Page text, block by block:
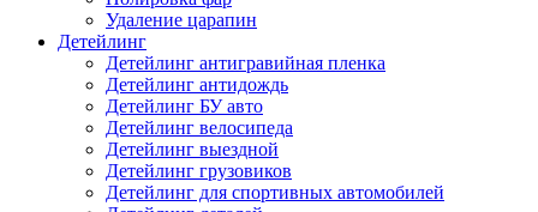
Удаление царапин
Детейлинг
Детейлинг антигравийная пленка
Детейлинг антидождь
Детейлинг БУ авто
Детейлинг велосипеда
Детейлинг выездной
Детейлинг грузовиков
Детейлинг для спортивных автомобилей